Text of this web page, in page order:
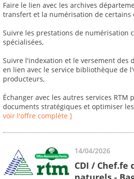
Faire le lien avec les archives
transfert et la numérisation de certains
Suivre les prestations de numérisation
spécialisées,
Suivre l'indexation et le versement des
en lien avec le service bibliothèque de
producteurs,
Échanger avec les autres services RTM
documents stratégiques et optimiser
voir l'offre complète ]
14/04/2026
CDI / Chef.fe